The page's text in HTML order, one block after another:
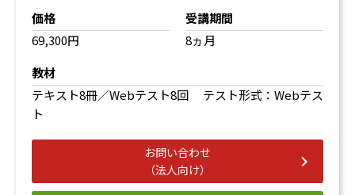
価格
69,300円
受講期間
8ヵ月
教材
テキスト8冊／Webテスト8回 テスト形式：Webテス
ト
お問い合わせ
（法人向け）